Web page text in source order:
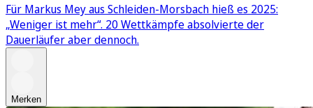
Für Markus Mey aus Schleiden-Morsbach hieß es 2025:
„Weniger ist mehr“. 20 Wettkämpfe absolvierte der
Dauerläufer aber dennoch.
Merken